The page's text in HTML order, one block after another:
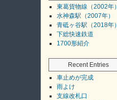
東葛貨物線（2002年）
水神森駅（2007年）
青砥ヶ谷駅（2018年）
下総快速鉄道
1700形紹介
Recent Entries
車止めが完成
雨よけ
支線改札口